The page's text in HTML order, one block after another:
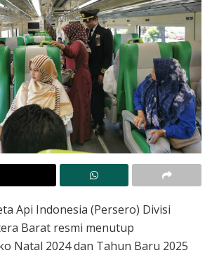
Api Indonesia (Persero) Divisi
Barat resmi menutup
Natal 2024 dan Tahun Baru 2025